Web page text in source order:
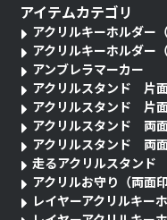
アイテムカテゴリ
アクリルキーホルダー
アクリルキーホルダー
アンブレラマーカー
アクリルスタンド 片
アクリルスタンド 片
アクリルスタンド 両
アクリルスタンド 両
走るアクリルスタンド
アクリルお守り（両面印
レイヤーアクリルキー